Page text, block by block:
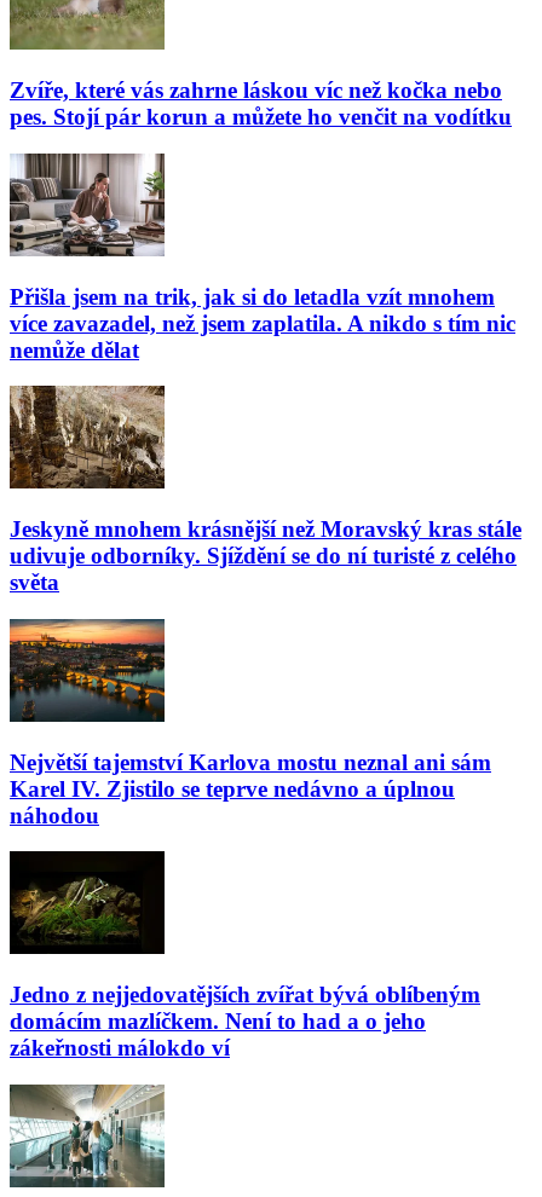
Zvíře, které vás zahrne láskou víc než kočka nebo
pes. Stojí pár korun a můžete ho venčit na vodítku
Přišla jsem na trik, jak si do letadla vzít mnohem
více zavazadel, než jsem zaplatila. A nikdo s tím nic
nemůže dělat
Jeskyně mnohem krásnější než Moravský kras stále
udivuje odborníky. Sjíždění se do ní turisté z celého
světa
Největší tajemství Karlova mostu neznal ani sám
Karel IV. Zjistilo se teprve nedávno a úplnou
náhodou
Jedno z nejjedovatějších zvířat bývá oblíbeným
domácím mazlíčkem. Není to had a o jeho
zákeřnosti málokdo ví